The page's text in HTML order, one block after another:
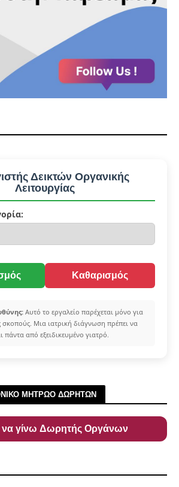
Δεικτών Οργανικής
Λειτουργίας
Καθαρισμός
Αυτό το εργαλείο παρέχεται μόνο για
σκοπούς. Μια ιατρική διάγνωση πρέπει να
πάντα από εξειδικευμένο γιατρό.
ΜΗΤΡΩΟ ΔΩΡΗΤΩΝ
να γίνω Δωρητής Οργάνων